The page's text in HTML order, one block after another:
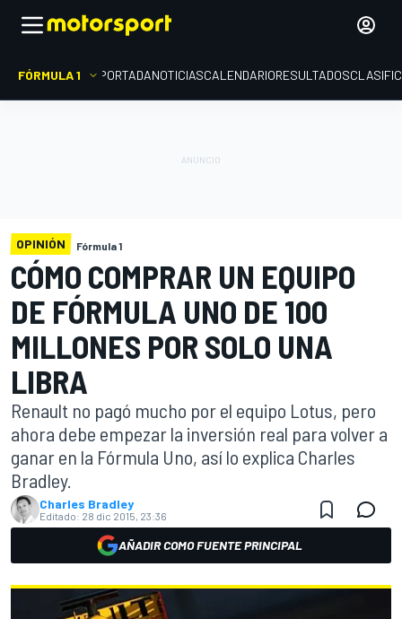
FÓRMULA 1 PORTADANOTICIASCALENDARIORESULTADOS
OPINIÓN Fórmula 1
CÓMO COMPRAR UN EQUIPO
DE FÓRMULA UNO DE 100
MILLONES POR SOLO UNA
LIBRA
Renault no pagó mucho por el equipo Lotus, pero
ahora debe empezar la inversión real para volver a
ganar en la Fórmula Uno, así lo explica Charles
Bradley.
Charles Bradley
Editado: 28 dic 2015, 23:36
AÑADIR COMO FUENTE PRINCIPAL